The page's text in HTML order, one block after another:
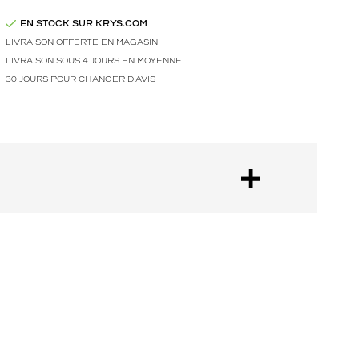
EN STOCK SUR KRYS.COM
LIVRAISON OFFERTE EN MAGASIN
LIVRAISON SOUS 4 JOURS EN MOYENNE
30 JOURS POUR CHANGER D'AVIS